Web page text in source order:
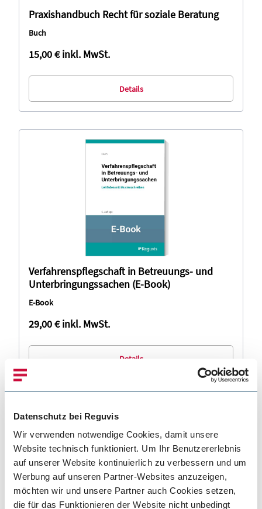
Datenschutz bei Reguvis
Wir verwenden notwendige Cookies, damit unsere
Website technisch funktioniert. Um Ihr Benutzererlebnis
auf unserer Website kontinuierlich zu verbessern und um
Werbung auf unseren Partner-Websites anzuzeigen,
möchten wir und unsere Partner auch Cookies setzen,
die für das Funktionieren der Website nicht unbedingt
Praxishandbuch Recht für soziale Beratung
Buch
15,00 €inkl. MwSt.
Details
Verfahrenspflegschaft in Betreuungs- und
Unterbringungssachen (E-Book)
E-Book
29,00 €inkl. MwSt.
Details